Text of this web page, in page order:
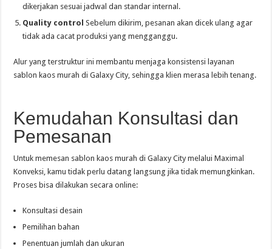
dikerjakan sesuai jadwal dan standar internal.
Quality control Sebelum dikirim, pesanan akan dicek ulang agar
tidak ada cacat produksi yang mengganggu.
Alur yang terstruktur ini membantu menjaga konsistensi layanan
sablon kaos murah di Galaxy City, sehingga klien merasa lebih tenang.
Kemudahan Konsultasi dan
Pemesanan
Untuk memesan sablon kaos murah di Galaxy City melalui Maximal
Konveksi, kamu tidak perlu datang langsung jika tidak memungkinkan.
Proses bisa dilakukan secara online:
Konsultasi desain
Pemilihan bahan
Penentuan jumlah dan ukuran